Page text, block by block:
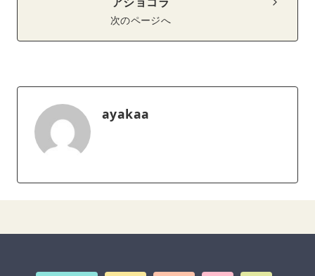
アショコラ
次のページへ
ayakaa